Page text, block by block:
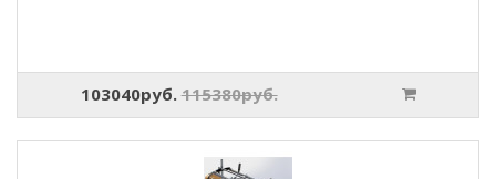
103040руб. 115380руб.